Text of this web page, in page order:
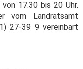
17.30 bis 20 Uhr.
vom Landratsamt
27-39 9 vereinbart